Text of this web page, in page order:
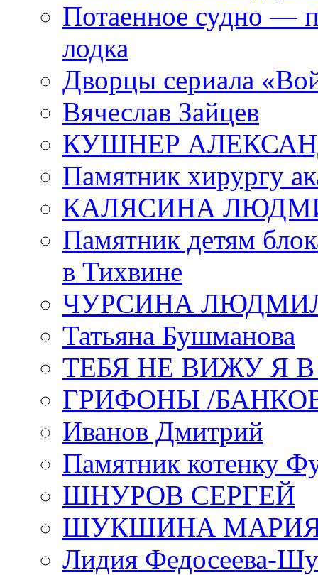
Потаенное судно —
лодка
Дворцы сериала
Вячеслав Зайцев
КУШНЕР
Памятник хирургу
КАЛЯСИНА
Памятник детям
в Тихвине
ЧУРСИНА
Татьяна Бушманова
ТЕБЯ НЕ ВИЖУ Я
ГРИФОНЫ /
Иванов Дмитрий
Памятник котенку
ШНУРОВ СЕРГЕЙ
ШУКШИНА
Лидия Федосеева-